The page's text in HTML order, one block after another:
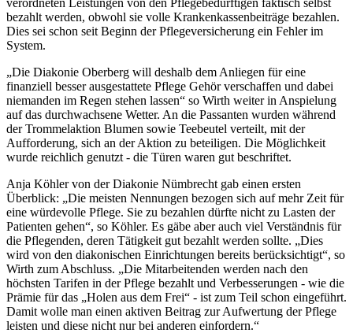
bezahlt werden, obwohl sie volle Krankenkassenbeiträge bezahlen.
Dies sei schon seit Beginn der Pflegeversicherung ein Fehler im
System.
„Die Diakonie Oberberg will deshalb dem Anliegen für eine
finanziell besser ausgestattete Pflege Gehör verschaffen und dabei
niemanden im Regen stehen lassen“ so Wirth weiter in Anspielung
auf das durchwachsene Wetter. An die Passanten wurden während
der Trommelaktion Blumen sowie Teebeutel verteilt, mit der
Aufforderung, sich an der Aktion zu beteiligen. Die Möglichkeit
wurde reichlich genutzt - die Türen waren gut beschriftet.
Anja Köhler von der Diakonie Nümbrecht gab einen ersten
Überblick: „Die meisten Nennungen bezogen sich auf mehr Zeit für
eine würdevolle Pflege. Sie zu bezahlen dürfte nicht zu Lasten der
Patienten gehen“, so Köhler. Es gäbe aber auch viel Verständnis für
die Pflegenden, deren Tätigkeit gut bezahlt werden sollte. „Dies
wird von den diakonischen Einrichtungen bereits berücksichtigt“, so
Wirth zum Abschluss. „Die Mitarbeitenden werden nach den
höchsten Tarifen in der Pflege bezahlt und Verbesserungen - wie die
Prämie für das „Holen aus dem Frei“ - ist zum Teil schon eingeführt.
Damit wolle man einen aktiven Beitrag zur Aufwertung der Pflege
leisten und diese nicht nur bei anderen einfordern.“